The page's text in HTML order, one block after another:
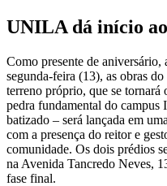
UNILA dá início
Como presente de
segunda-feira (13), as obras
terreno próprio, que se
pedra fundamental do campus
batizado – será lançada em
com a presença do reitor e
comunidade. Os dois prédios
na Avenida Tancredo Neves,
fase final.